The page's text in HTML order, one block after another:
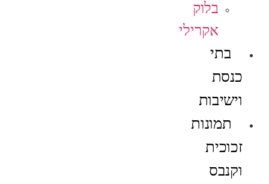
בלוק
אקרילי
בתי
כנסת
וישיבות
תמונות
זכוכית
וקנבס